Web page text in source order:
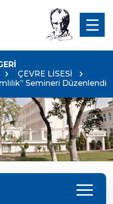
ÇEVRE LİSESİ
Semineri Düzenlendi
menu